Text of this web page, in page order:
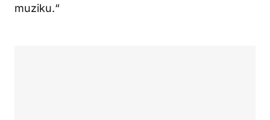
muziku.“